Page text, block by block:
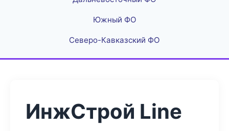
Южный ФО
Северо-Кавказский ФО
ИнжСтрой Line